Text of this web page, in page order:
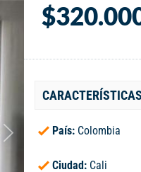
País: Colombia
Ciudad: Cali